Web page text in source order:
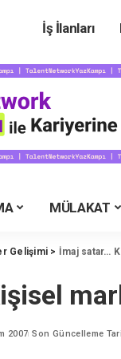
İş İlanları
MÜLAKAT
Gelişimi > İmaj satar…
2007 Son Güncelleme